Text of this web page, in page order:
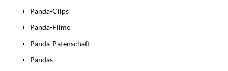
Panda-Clips
Panda-Filme
Panda-Patenschaft
Pandas